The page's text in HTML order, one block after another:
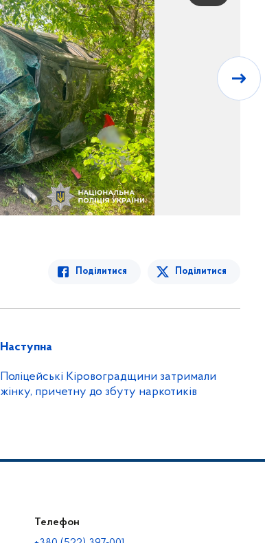
Поділитися Поділитися
Наступна
Поліцейські Кіровоградщини затримали
жінку, причетну до збуту наркотиків
Телефон